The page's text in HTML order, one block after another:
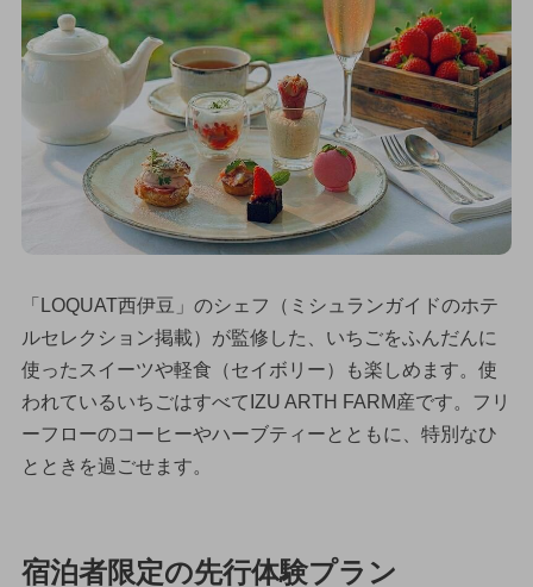
「LOQUAT西伊豆」のシェフ（ミシュランガイドのホテ
ルセレクション掲載）が監修した、いちごをふんだんに
使ったスイーツや軽食（セイボリー）も楽しめます。使
われているいちごはすべてIZU ARTH FARM産です。フリ
ーフローのコーヒーやハーブティーとともに、特別なひ
とときを過ごせます。
宿泊者限定の先行体験プラン